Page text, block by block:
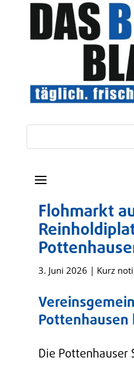
a
Flohmarkt
3. Juni 2026 | Kurz
Die Pottenhauser